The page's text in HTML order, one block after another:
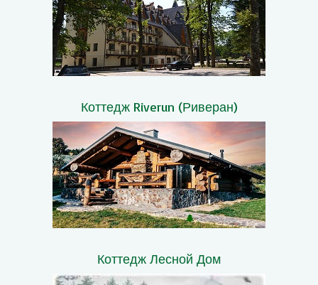
Коттедж Riverun (Риверан)
Коттедж Лесной Дом